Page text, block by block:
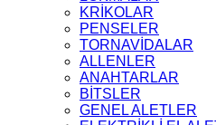
KRİKOLAR
PENSELER
TORNAVİDALAR
ALLENLER
ANAHTARLAR
BİTSLER
GENEL ALETLER